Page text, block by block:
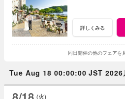
詳しくみる
同日開催の他のフェアを
Tue Aug 18 00:00:00 JST 2026
(火)